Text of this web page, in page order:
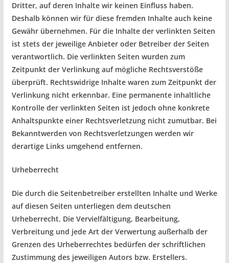
Dritter, auf deren Inhalte wir keinen Einfluss haben.
Deshalb können wir für diese fremden Inhalte auch keine
Gewähr übernehmen. Für die Inhalte der verlinkten Seiten
ist stets der jeweilige Anbieter oder Betreiber der Seiten
verantwortlich. Die verlinkten Seiten wurden zum
Zeitpunkt der Verlinkung auf mögliche Rechtsverstöße
überprüft. Rechtswidrige Inhalte waren zum Zeitpunkt der
Verlinkung nicht erkennbar. Eine permanente inhaltliche
Kontrolle der verlinkten Seiten ist jedoch ohne konkrete
Anhaltspunkte einer Rechtsverletzung nicht zumutbar. Bei
Bekanntwerden von Rechtsverletzungen werden wir
derartige Links umgehend entfernen.
Urheberrecht
Die durch die Seitenbetreiber erstellten Inhalte und Werke
auf diesen Seiten unterliegen dem deutschen
Urheberrecht. Die Vervielfältigung, Bearbeitung,
Verbreitung und jede Art der Verwertung außerhalb der
Grenzen des Urheberrechtes bedürfen der schriftlichen
Zustimmung des jeweiligen Autors bzw. Erstellers.